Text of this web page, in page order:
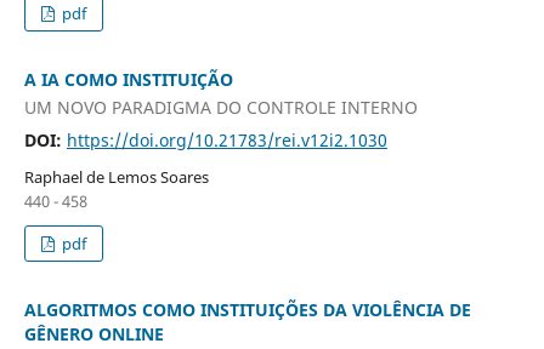
pdf
A IA COMO INSTITUIÇÃO
UM NOVO PARADIGMA DO CONTROLE INTERNO
DOI: https://doi.org/10.21783/rei.v12i2.1030
Raphael de Lemos Soares
440 - 458
pdf
ALGORITMOS COMO INSTITUIÇÕES DA VIOLÊNCIA DE
GÊNERO ONLINE